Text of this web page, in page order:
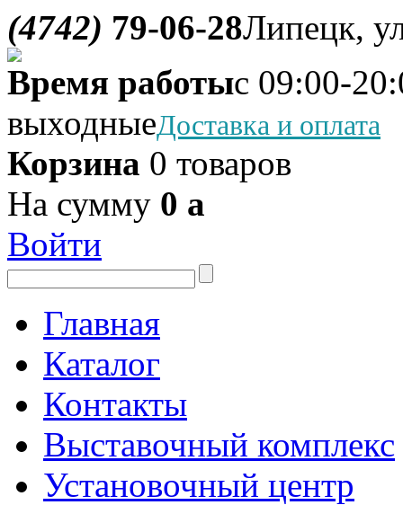
(4742) 79-06-28Липецк,
Время работыс 09:00-
выходныеДоставка и оплата
Корзина 0 товаров
На сумму 0 a
Войти
Главная
Каталог
Контакты
Выставочный комплекс
Установочный центр